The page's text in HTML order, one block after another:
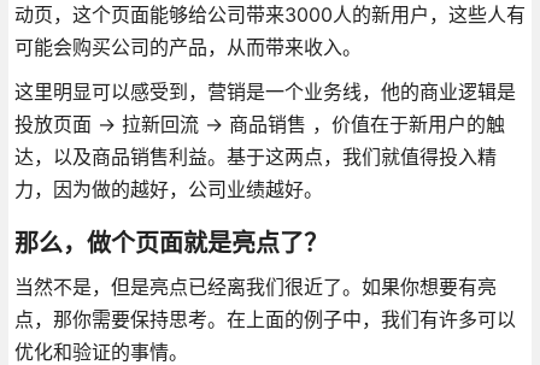
动页，这个页面能够给公司带来3000人的新用户，这些人有
可能会购买公司的产品，从而带来收入。
这里明显可以感受到，营销是一个业务线，他的商业逻辑是
投放页面 -> 拉新回流 -> 商品销售 ，价值在于新用户的触
达，以及商品销售利益。基于这两点，我们就值得投入精
力，因为做的越好，公司业绩越好。
那么，做个页面就是亮点了？
当然不是，但是亮点已经离我们很近了。如果你想要有亮
点，那你需要保持思考。在上面的例子中，我们有许多可以
优化和验证的事情。